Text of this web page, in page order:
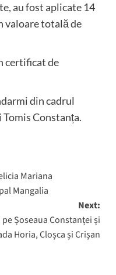
au fost aplicate 14
valoare totală de
certificat de
din cadrul
Constanța.
Mariana
Mangalia
Next:
Șoseaua Constanței și
Horia, Cloșca și Crișan